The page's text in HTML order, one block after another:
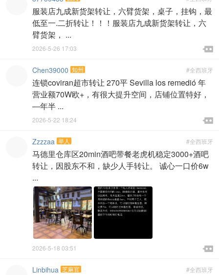
服装店九成新货架转让，六臂货架，桌子，挂钩，最
低至一.二折转让！！！服装店九成新货架转让，六
臂货架， ...

2026-5-26 17:03 
#全西班牙
Chen39000 知州
连锁coviran超市转让 270平 Sevilla los remedió 年
营业额70W欧+，有很大提升空间，店铺位置特好，
―年半 ...

2026-5-22 18:24 
#全西班牙
Zzzzaa 举人
马德里仓库区20min酒吧带餐老虎机稳定3000+酒吧
转让，因股东不和，缺少人手转让。 诚心一口价6w
...

2026-5-18 03:51 
#全西班牙
Linbihua 芝麻官